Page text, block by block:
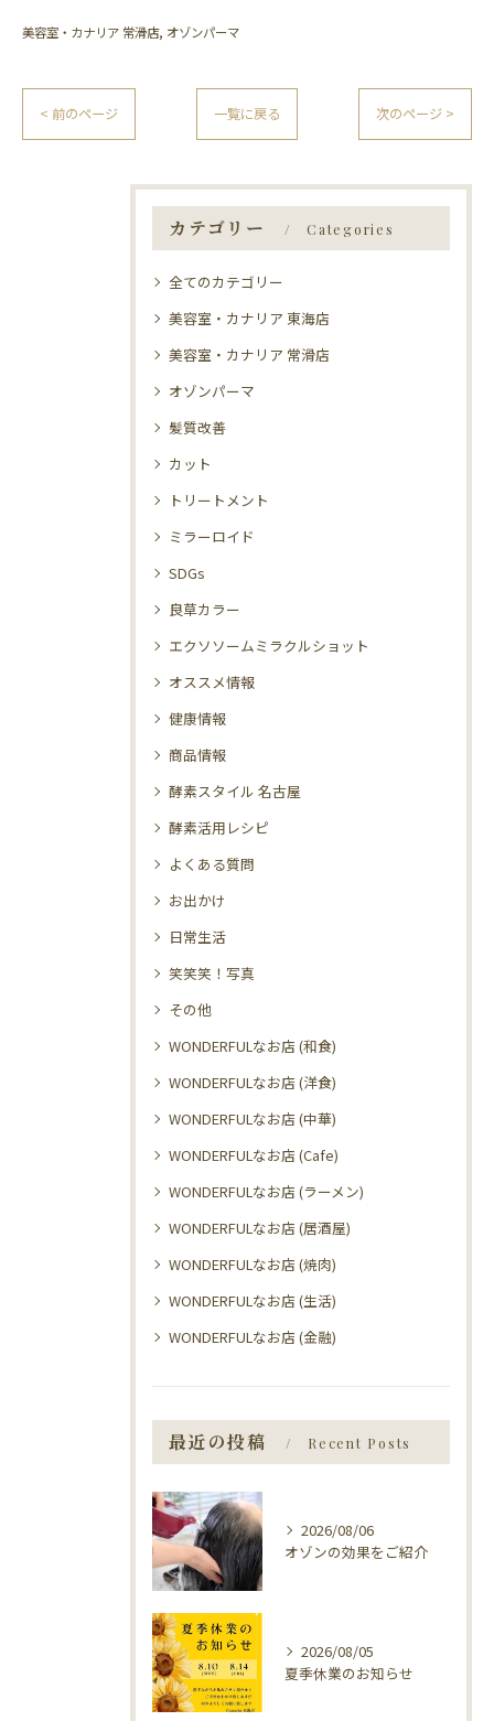
美容室・カナリア 常滑店 オゾンパーマ
< 前のページ 一覧に戻る 次のページ >
カテゴリー Categories
全てのカテゴリー
美容室・カナリア 東海店
美容室・カナリア 常滑店
オゾンパーマ
髪質改善
カット
トリートメント
ミラーロイド
SDGs
良草カラー
エクソソームミラクルショット
オススメ情報
健康情報
商品情報
酵素スタイル 名古屋
酵素活用レシピ
よくある質問
お出かけ
日常生活
笑笑笑！写真
その他
WONDERFULなお店 (和食)
WONDERFULなお店 (洋食)
WONDERFULなお店 (中華)
WONDERFULなお店 (Cafe)
WONDERFULなお店 (ラーメン)
WONDERFULなお店 (居酒屋)
WONDERFULなお店 (焼肉)
WONDERFULなお店 (生活)
WONDERFULなお店 (金融)
最近の投稿 Recent Posts
2026/08/06
オゾンの効果をご紹介
2026/08/05
夏季休業のお知らせ